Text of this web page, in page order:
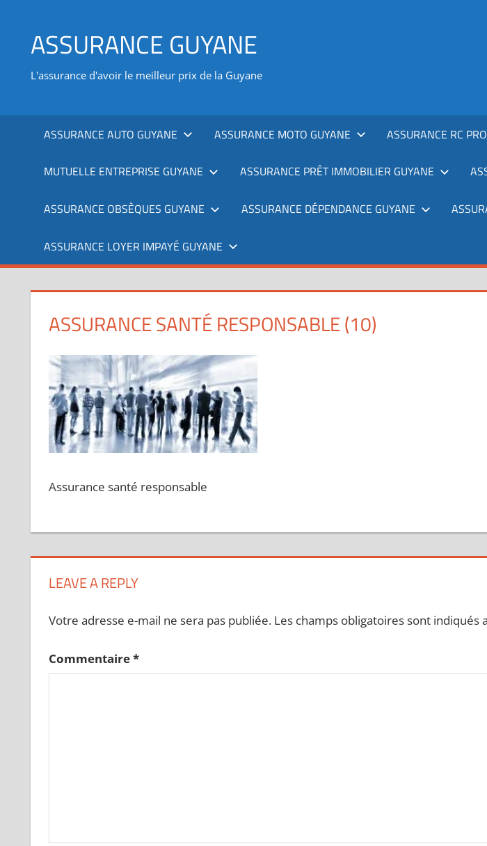
contenuASSURANCE GUYANE
L'assurance d'avoir le meilleur prix de la Guyane
ASSURANCE AUTO GUYANE ASSURANCE MOTO GUYANE ASSURANCE RC
MUTUELLE ENTREPRISE GUYANE ASSURANCE PRÊT IMMOBILIER GUYANE
ASSURANCE OBSÈQUES GUYANE ASSURANCE DÉPENDANCE GUYANE
ASSURANCE LOYER IMPAYÉ GUYANE
ASSURANCE SANTÉ RESPONSABLE (10)
Assurance santé responsable
LEAVE A REPLY
Votre adresse e-mail ne sera pas publiée. Les champs obligatoires sont indiqués
Commentaire*